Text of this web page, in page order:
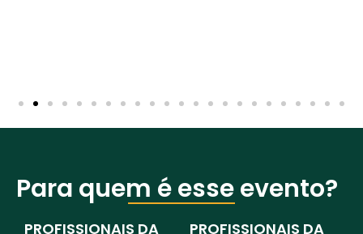
Para quem é esse evento?
PROFISSIONAIS DA PROFISSIONAIS DA